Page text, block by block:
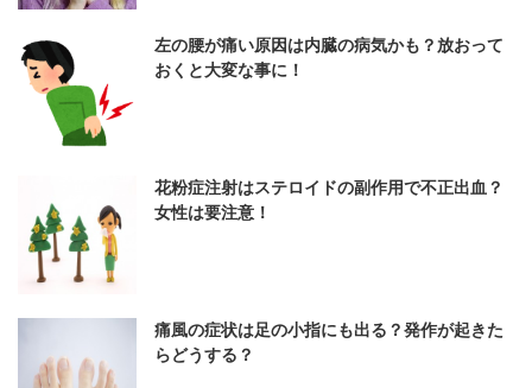
左の腰が痛い原因は内臓の病気かも？放おって
おくと大変な事に！
花粉症注射はステロイドの副作用で不正出血？
女性は要注意！
痛風の症状は足の小指にも出る？発作が起きた
らどうする？